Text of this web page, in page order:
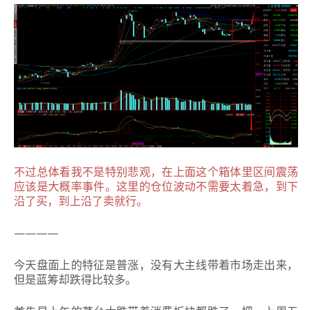
不过总体看我不是特别悲观，在上面这个箱体里区间震荡
应该是大概率事件。这里的仓位波动不需要太着急，到下
沿了买，到上沿了卖就行。
————
今天盘面上的特征是普涨，没有大主线带着市场走出来，
但是蓝筹却跌得比较多。